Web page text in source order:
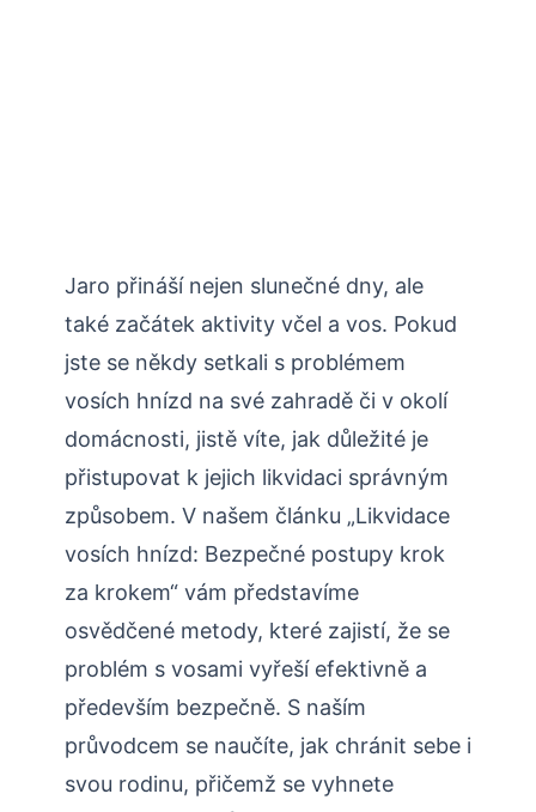
Jaro přináší nejen slunečné dny, ale
také ⁤začátek aktivity včel a vos. Pokud
jste se někdy setkali s problémem
vosích hnízd na své zahradě či v okolí
domácnosti, jistě víte, jak důležité je
přistupovat k jejich likvidaci‌ správným
způsobem. V našem článku „Likvidace
vosích hnízd: Bezpečné⁤ postupy krok
za krokem“ vám představíme
osvědčené metody, které zajistí, že‍ se
problém s vosami vyřeší efektivně a
především bezpečně. S naším
průvodcem se naučíte, jak chránit sebe i⁣
svou ⁢rodinu, přičemž se vyhnete